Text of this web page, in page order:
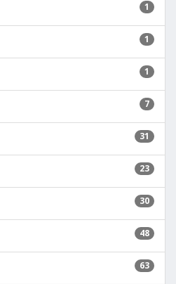
1
1
1
7
31
23
30
48
63